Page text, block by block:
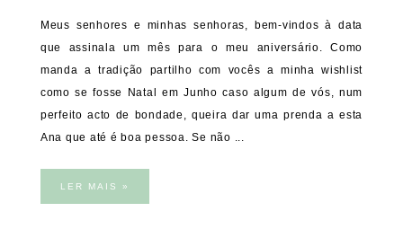
Meus senhores e minhas senhoras, bem-vindos à data
que assinala um mês para o meu aniversário. Como
manda a tradição partilho com vocês a minha wishlist
como se fosse Natal em Junho caso algum de vós, num
perfeito acto de bondade, queira dar uma prenda a esta
Ana que até é boa pessoa. Se não ...
LER MAIS »